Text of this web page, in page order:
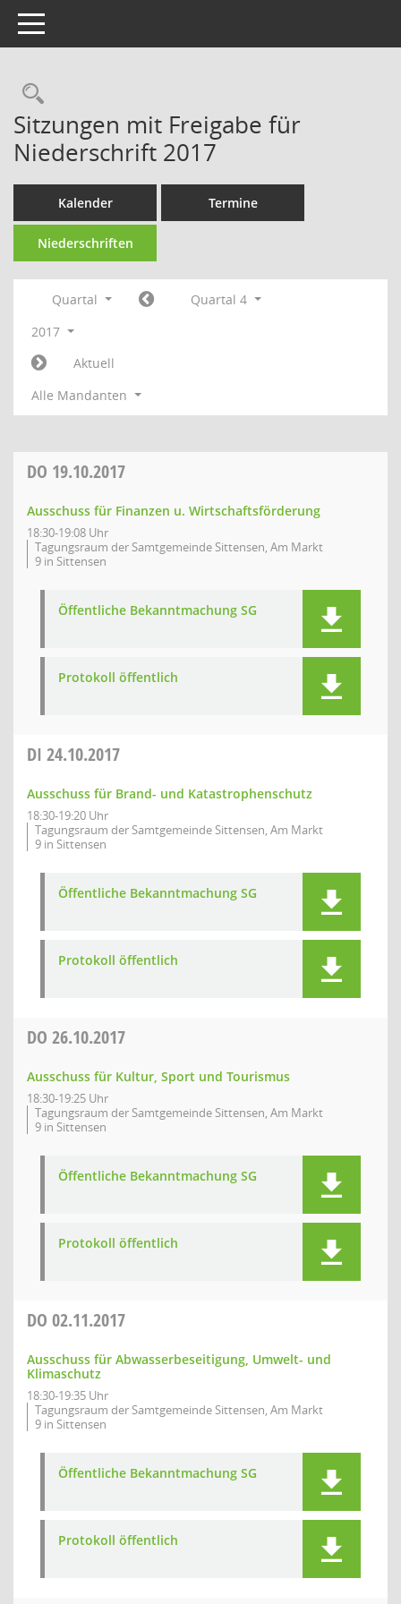
Toggle navigation
Rechercheauswahl
Sitzungen mit Freigabe für
Niederschrift 2017
Kalender Termine
Niederschriften
Quartal
Quartal 4
2017
Aktuell
Alle Mandanten
DO 19.10.2017
Ausschuss für Finanzen u. Wirtschaftsförderung
18:30-19:08 Uhr
Tagungsraum der Samtgemeinde Sittensen, Am Markt
9 in Sittensen
Öffentliche Bekanntmachung SG
Protokoll öffentlich
DI 24.10.2017
Ausschuss für Brand- und Katastrophenschutz
18:30-19:20 Uhr
Tagungsraum der Samtgemeinde Sittensen, Am Markt
9 in Sittensen
Öffentliche Bekanntmachung SG
Protokoll öffentlich
DO 26.10.2017
Ausschuss für Kultur, Sport und Tourismus
18:30-19:25 Uhr
Tagungsraum der Samtgemeinde Sittensen, Am Markt
9 in Sittensen
Öffentliche Bekanntmachung SG
Protokoll öffentlich
DO 02.11.2017
Ausschuss für Abwasserbeseitigung, Umwelt- und
Klimaschutz
18:30-19:35 Uhr
Tagungsraum der Samtgemeinde Sittensen, Am Markt
9 in Sittensen
Öffentliche Bekanntmachung SG
Protokoll öffentlich